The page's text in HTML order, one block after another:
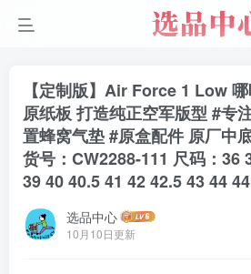
【定制版】Air Force 1 Low
原纸板 打造纯正空军版型 #专
置蜂窝气垫 #原盒配件 原厂中
货号：CW2288-111 尺码：36
39 40 40.5 41 42 42.5 43 44
选品中心
10月10日更新